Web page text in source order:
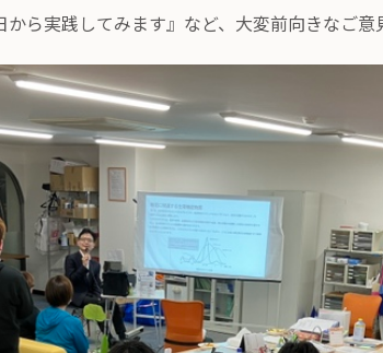
ら実践してみます』など、大変前向きなご意